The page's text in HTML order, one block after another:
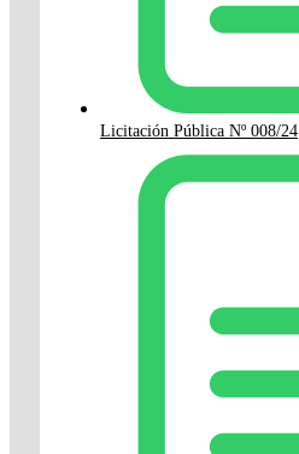
Licitación Pública Nº 008/24